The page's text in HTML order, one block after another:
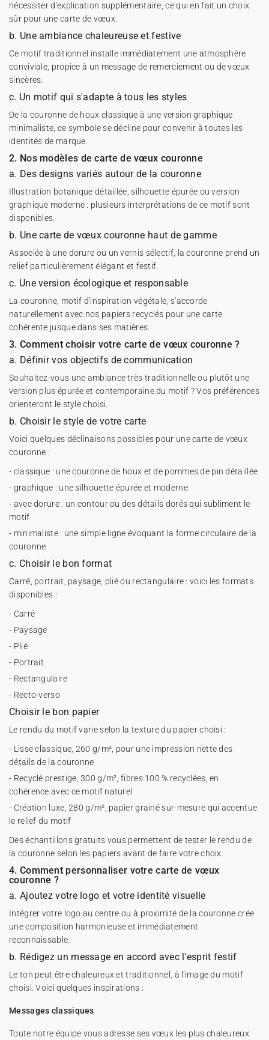
nécessiter d'explication supplémentaire, ce qui en fait un choix
sûr pour une carte de vœux.
b. Une ambiance chaleureuse et festive
Ce motif traditionnel installe immédiatement une atmosphère
conviviale, propice à un message de remerciement ou de vœux
sincères.
c. Un motif qui s'adapte à tous les styles
De la couronne de houx classique à une version graphique
minimaliste, ce symbole se décline pour convenir à toutes les
identités de marque.
2. Nos modèles de carte de vœux couronne
a. Des designs variés autour de la couronne
Illustration botanique détaillée, silhouette épurée ou version
graphique moderne : plusieurs interprétations de ce motif sont
disponibles.
b. Une carte de vœux couronne haut de gamme
Associée à une dorure ou un vernis sélectif, la couronne prend un
relief particulièrement élégant et festif.
c. Une version écologique et responsable
La couronne, motif d'inspiration végétale, s'accorde
naturellement avec nos papiers recyclés pour une carte
cohérente jusque dans ses matières.
3. Comment choisir votre carte de vœux couronne ?
a. Définir vos objectifs de communication
Souhaitez-vous une ambiance très traditionnelle ou plutôt une
version plus épurée et contemporaine du motif ? Vos préférences
orienteront le style choisi.
b. Choisir le style de votre carte
Voici quelques déclinaisons possibles pour une carte de vœux
couronne :
- classique : une couronne de houx et de pommes de pin détaillée
- graphique : une silhouette épurée et moderne
- avec dorure : un contour ou des détails dorés qui subliment le
motif
- minimaliste : une simple ligne évoquant la forme circulaire de la
couronne
c. Choisir le bon format
Carré, portrait, paysage, plié ou rectangulaire : voici les formats
disponibles :
- Carré
- Paysage
- Plié
- Portrait
- Rectangulaire
- Recto-verso
Choisir le bon papier
Le rendu du motif varie selon la texture du papier choisi :
- Lisse classique, 260 g/m², pour une impression nette des
détails de la couronne
- Recyclé prestige, 300 g/m², fibres 100 % recyclées, en
cohérence avec ce motif naturel
- Création luxe, 280 g/m², papier grainé sur-mesure qui accentue
le relief du motif
Des échantillons gratuits vous permettent de tester le rendu de
la couronne selon les papiers avant de faire votre choix.
4. Comment personnaliser votre carte de vœux
couronne ?
a. Ajoutez votre logo et votre identité visuelle
Intégrer votre logo au centre ou à proximité de la couronne crée
une composition harmonieuse et immédiatement
reconnaissable.
b. Rédigez un message en accord avec l'esprit festif
Le ton peut être chaleureux et traditionnel, à l'image du motif
choisi. Voici quelques inspirations :
Messages classiques
Toute notre équipe vous adresse ses vœux les plus chaleureux